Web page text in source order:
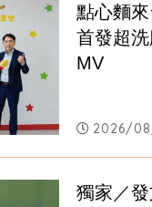
點心麵
首發超
MV
2026/
獨家／